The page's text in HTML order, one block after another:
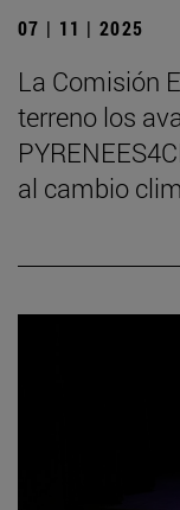
07 | 11 | 2025
La Comisión
terreno los
al cambio